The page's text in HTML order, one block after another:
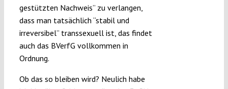
gestützten Nachweis” zu verlangen,
dass man tatsächlich “stabil und
irreversibel” transsexuell ist, das findet
auch das BVerfG vollkommen in
Ordnung.
Ob das so bleiben wird? Neulich habe